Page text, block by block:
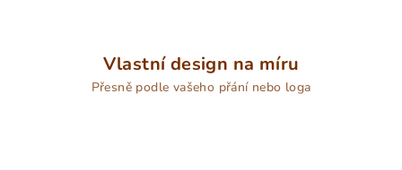
Vlastní design na míru
Přesně podle vašeho přání nebo loga